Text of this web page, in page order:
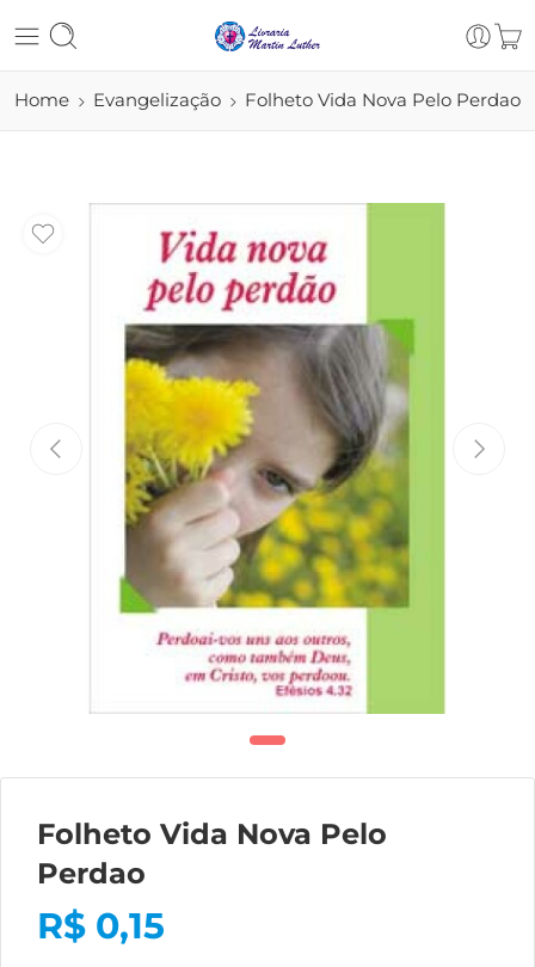
Home Evangelização Folheto Vida Nova Pelo Perdao
Folheto Vida Nova Pelo
Perdao
R$ 0,15